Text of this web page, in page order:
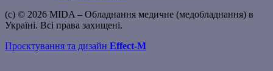
(c) © 2026 MIDA – Обладнання медичне (медобладнання) в
Україні. Всі права захищені.
Проєктування та дизайн Effect-M